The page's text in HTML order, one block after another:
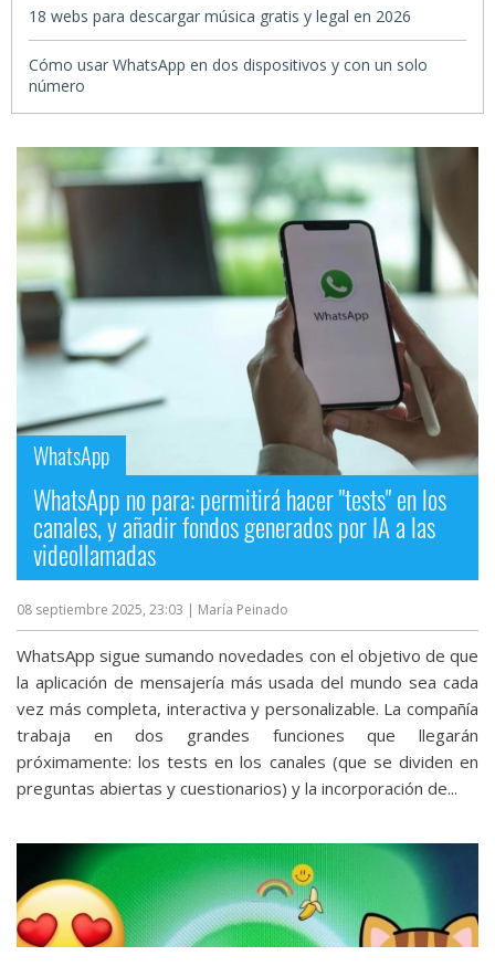
18 webs para descargar música gratis y legal en 2026
Cómo usar WhatsApp en dos dispositivos y con un solo
número
WhatsApp
WhatsApp no para: permitirá hacer "tests" en los
canales, y añadir fondos generados por IA a las
videollamadas
08 septiembre 2025, 23:03 | María Peinado
WhatsApp sigue sumando novedades con el objetivo de que
la aplicación de mensajería más usada del mundo sea cada
vez más completa, interactiva y personalizable. La compañía
trabaja en dos grandes funciones que llegarán
próximamente: los tests en los canales (que se dividen en
preguntas abiertas y cuestionarios) y la incorporación de...